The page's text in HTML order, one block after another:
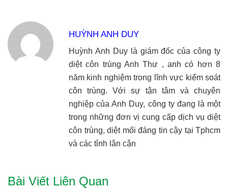
HUỲNH ANH DUY
Huỳnh Anh Duy là giám đốc của công ty
diệt côn trùng Anh Thư , anh có hơn 8
năm kinh nghiệm trong lĩnh vực kiểm soát
côn trùng. Với sự tận tâm và chuyên
nghiệp của Anh Duy, công ty đang là một
trong những đơn vị cung cấp dịch vụ diệt
côn trùng, diệt mối đáng tin cậy tại Tphcm
và các tỉnh lân cận
Bài Viết Liên Quan